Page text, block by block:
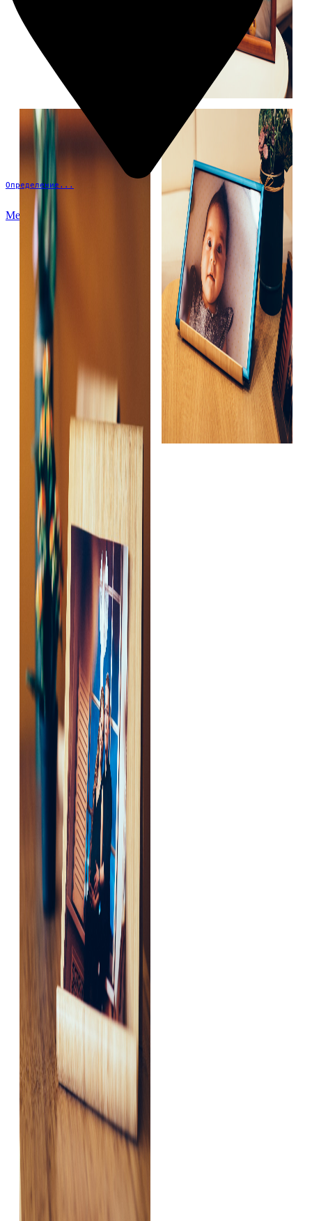
Определение...
Меню